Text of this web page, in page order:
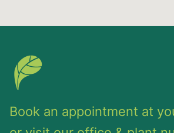
Book an appointment at